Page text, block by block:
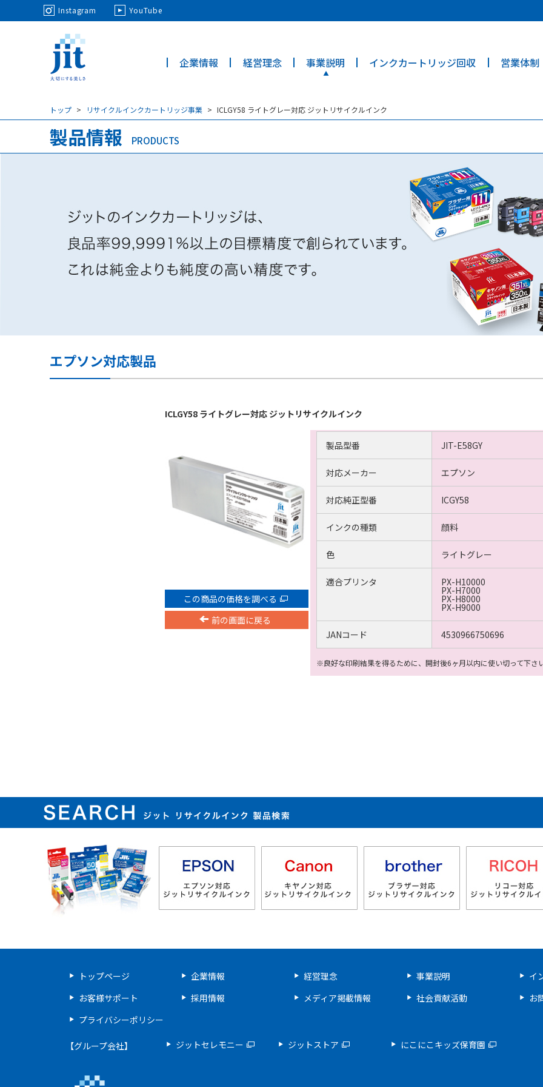
式会社
企業情報 経営理念 事業説明 インクカートリッジ回収 営業体制
Instagram YouTube
トップ リサイクルインクカートリッジ事業 ICLGY58 ライトグレー対応 ジットリサイクルインク
製品情報 PRODUCTS
エプソン対応製品
ICLGY58 ライトグレー対応 ジットリサイクルインク
この商品の価格を調べる
前の画面に戻る
製品型番 JIT-E58GY
対応メーカー エプソン
対応純正型番 ICGY58
インクの種類 顔料
色 ライトグレー
適合プリンタ PX-H10000
PX-H7000
PX-H8000
PX-H9000
JANコード 4530966750696
※良好な印刷結果を得るために、開封後6ヶ月以内に使い切って下さ
ジット リサイクルインク 製品検索
トップページ 企業情報 経営理念 事業説明
イ
お客様サポート
採用情報 メディア掲載情報 社会貢献活動
お
プライバシーポリシー
【グループ会社】 ジットセレモニー ジットストア にこにこキッズ保育園
May we use cookies to track your activities? We take your privacy very seriously. Please see our privacy